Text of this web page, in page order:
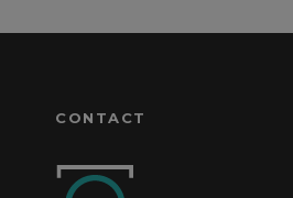
CONTACT